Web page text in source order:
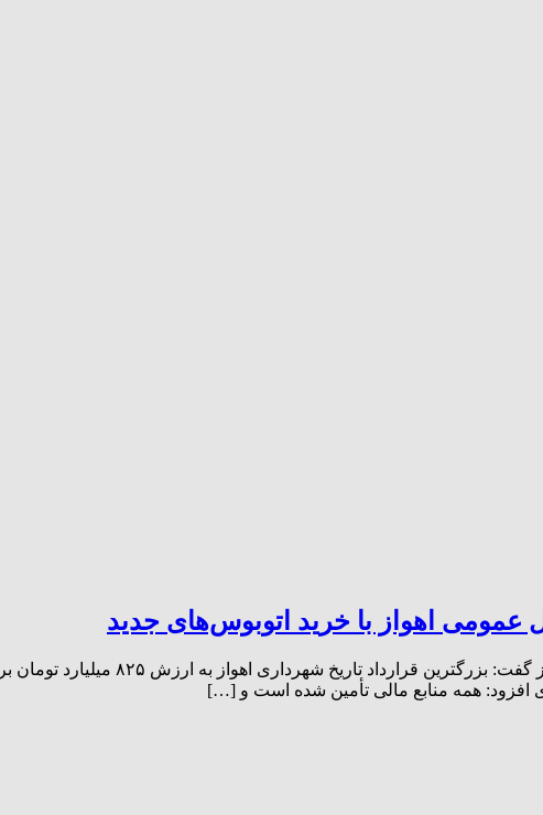
اهواز با خرید اتوبوس‌های جدید
به گزارش پایگاه خبری نشر تعلیم، معاون
افزود: همه منابع مالی تأمین شده است و […]